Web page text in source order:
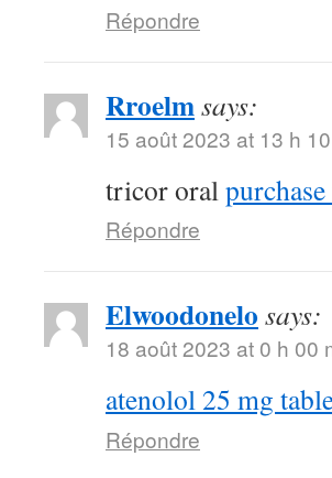
Répondre
Rroelmsays:
15 août 2023 at 13 h
tricor oral
Répondre
Elwoodonelo says:
18 août 2023 at 0 h 00
atenolol 25 mg
Répondre